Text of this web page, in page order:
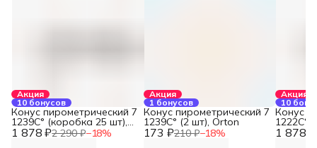
Акция
10 бонусов
1 878 ₽2 290 ₽−18%
Конус пирометрический 7
1239С° (коробка 25 шт),
Orton
Акция
1 бонусов
173 ₽210 ₽−18%
Конус пирометрический 7
1239С° (2 шт), Orton
Акция
10
1 878 ₽
Конус
1222С°
Orton